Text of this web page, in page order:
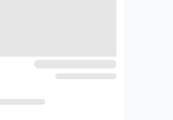
شخصیت مهربان اما
سنی بسیار زیاد و با